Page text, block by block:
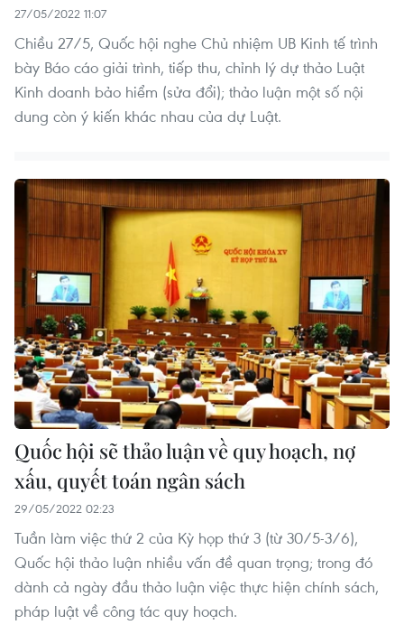
27/05/2022 11:07
Chiều 27/5, Quốc hội nghe Chủ nhiệm UB Kinh tế trình
bày Báo cáo giải trình, tiếp thu, chỉnh lý dự thảo Luật
Kinh doanh bảo hiểm (sửa đổi); thảo luận một số nội
dung còn ý kiến khác nhau của dự Luật.
Quốc hội sẽ thảo luận về quy hoạch, nợ
xấu, quyết toán ngân sách
29/05/2022 02:23
Tuần làm việc thứ 2 của Kỳ họp thứ 3 (từ 30/5-3/6),
Quốc hội thảo luận nhiều vấn đề quan trọng; trong đó
dành cả ngày đầu thảo luận việc thực hiện chính sách,
pháp luật về công tác quy hoạch.